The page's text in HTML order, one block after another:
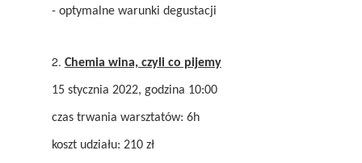
- optymalne warunki degustacji
Chemia wina, czyli co pijemy
15 stycznia 2022, godzina 10:00
czas trwania warsztatów: 6h
koszt udziału: 210 zł